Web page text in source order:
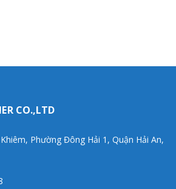
CO.,LTD
Phường Đông Hải 1, Quận Hải An,